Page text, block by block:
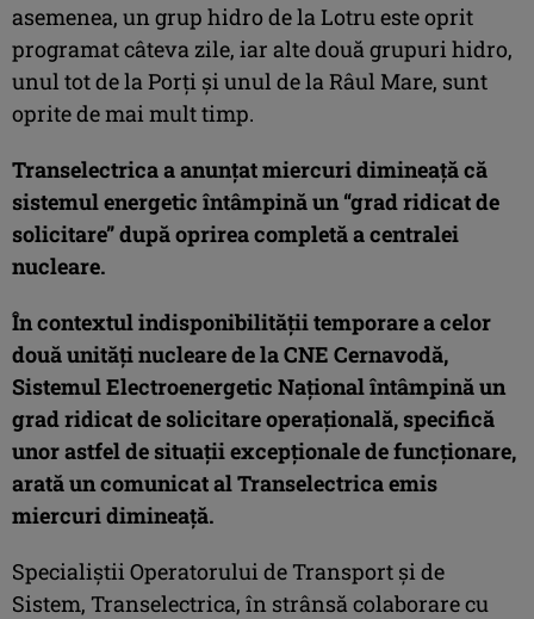
asemenea, un grup hidro de la Lotru este oprit
programat câteva zile, iar alte două grupuri hidro,
unul tot de la Porți și unul de la Râul Mare, sunt
oprite de mai mult timp.
Transelectrica a anunțat miercuri dimineață că
sistemul energetic întâmpină un “grad ridicat de
solicitare” după oprirea completă a centralei
nucleare.
În contextul indisponibilității temporare a celor
două unități nucleare de la CNE Cernavodă,
Sistemul Electroenergetic Național întâmpină un
grad ridicat de solicitare operațională, specifică
unor astfel de situații excepționale de funcționare,
arată un comunicat al Transelectrica emis
miercuri dimineață.
Specialiștii Operatorului de Transport și de
Sistem, Transelectrica, în strânsă colaborare cu